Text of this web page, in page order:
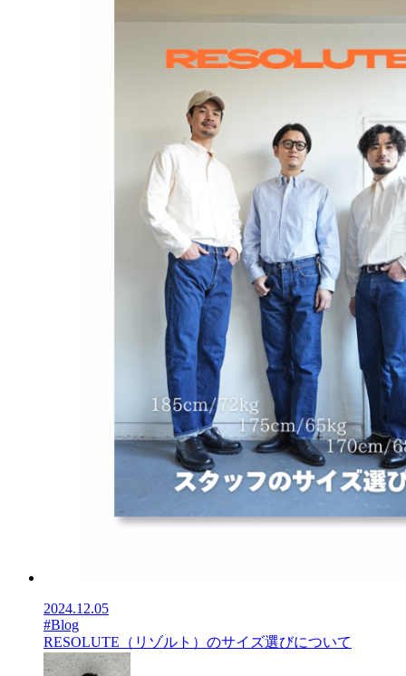
2024.12.05
#Blog
RESOLUTE（リゾルト）のサイズ選びについて